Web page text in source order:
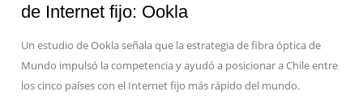
de Internet fijo: Ookla
Un estudio de Ookla señala que la estrategia de fibra óptica de
Mundo impulsó la competencia y ayudó a posicionar a Chile entre
los cinco países con el Internet fijo más rápido del mundo.